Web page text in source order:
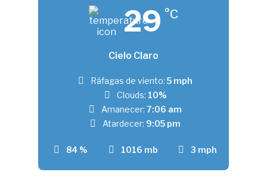
29 °C
Cielo Claro
84 % 1016 mb 3 mph
Ráfagas de viento: 5 mph
Clouds: 10%
Amanecer: 7:06 am
Atardecer: 9:05 pm